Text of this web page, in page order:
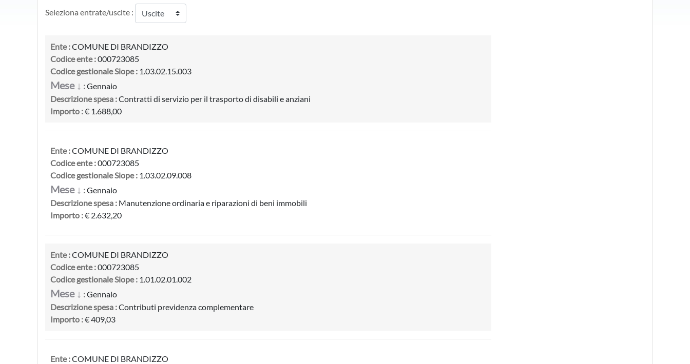
Seleziona entrate/uscite :
Ente :COMUNE DI BRANDIZZO
Codice ente :000723085
Codice gestionale Siope : 1.03.02.15.003
Mese ↓ :Gennaio
Descrizione spesa :Contratti di servizio per il trasporto di disabili e anziani
Importo :€ 1.688,00
Ente :COMUNE DI BRANDIZZO
Codice ente :000723085
Codice gestionale Siope : 1.03.02.09.008
Mese ↓ :Gennaio
Descrizione spesa : Manutenzione ordinaria e riparazioni di beni immobili
Importo :€ 2.632,20
Ente :COMUNE DI BRANDIZZO
Codice ente :000723085
Codice gestionale Siope : 1.01.02.01.002
Mese ↓ :Gennaio
Descrizione spesa :Contributi previdenza complementare
Importo :€ 409,03
Ente :COMUNE DI BRANDIZZO